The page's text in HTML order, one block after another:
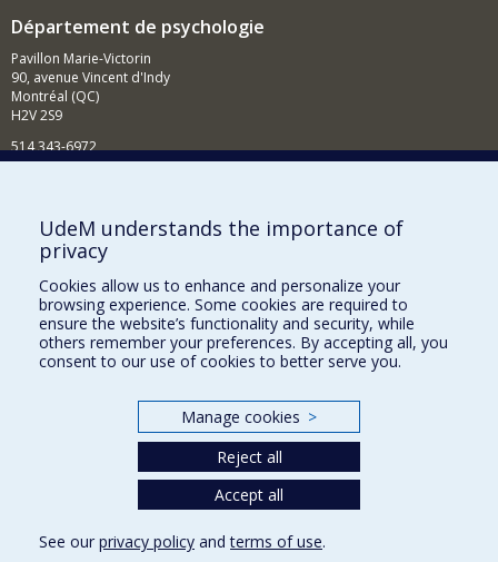
Département de psychologie
Pavillon Marie-Victorin
90, avenue Vincent d'Indy
Montréal (QC)
H2V 2S9
514 343-6972
Comment soutenir le Département?
BESOIN D'AIDE?
Plan du site
Signaler une erreur
Accessibilité
Nos départements et écoles
UdeM understands the importance of
privacy
Cookies allow us to enhance and personalize your
browsing experience. Some cookies are required to
ensure the website’s functionality and security, while
others remember your preferences. By accepting all, you
consent to our use of cookies to better serve you.
Manage cookies >
Reject all
Accept all
See our privacy policy andterms of use.